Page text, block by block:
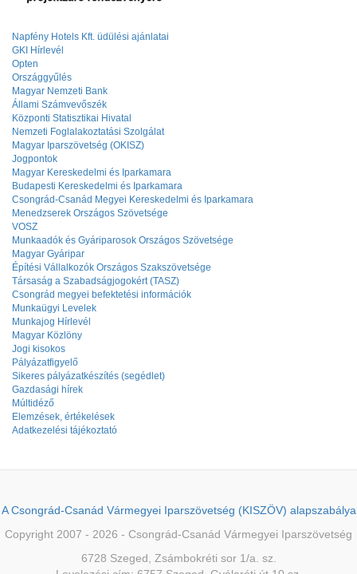
Napfény Hotels Kft. üdülési ajánlatai
GKI Hírlevél
Opten
Országgyűlés
Magyar Nemzeti Bank
Állami Számvevőszék
Központi Statisztikai Hivatal
Nemzeti Foglalakoztatási Szolgálat
Magyar Iparszövetség (OKISZ)
Jogpontok
Magyar Kereskedelmi és Iparkamara
Budapesti Kereskedelmi és Iparkamara
Csongrád-Csanád Megyei Kereskedelmi és Iparkamara
Menedzserek Országos Szövetsége
VOSZ
Munkaadók és Gyáriparosok Országos Szövetsége
Magyar Gyáripar
Építési Vállalkozók Országos Szakszövetsége
Társaság a Szabadságjogokért (TASZ)
Csongrád megyei befektetési információk
Munkaügyi Levelek
Munkajog Hírlevél
Magyar Közlöny
Jogi kisokos
Pályázatfigyelő
Sikeres pályázatkészítés (segédlet)
Gazdasági hírek
Múltidéző
Elemzések, értékelések
Adatkezelési tájékoztató
A Csongrád-Csanád Vármegyei Iparszövetség (KISZÖV) alapszabálya
Copyright 2007 - 2026 - Csongrád-Csanád Vármegyei Iparszövetség
6728 Szeged, Zsámbokréti sor 1/a. sz.